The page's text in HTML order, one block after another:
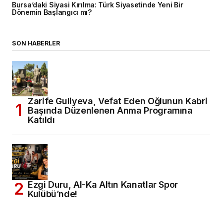
Bursa’daki Siyasi Kırılma: Türk Siyasetinde Yeni Bir
Dönemin Başlangıcı mı?
SON HABERLER
Zarife Guliyeva, Vefat Eden Oğlunun Kabri
Başında Düzenlenen Anma Programına
Katıldı
Ezgi Duru, Al-Ka Altın Kanatlar Spor
Kulübü’nde!